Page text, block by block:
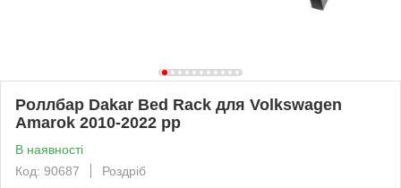
Роллбар Dakar Bed Rack для Volkswagen
Amarok 2010-2022 рр
В наявності
Код: 90687
Роздріб